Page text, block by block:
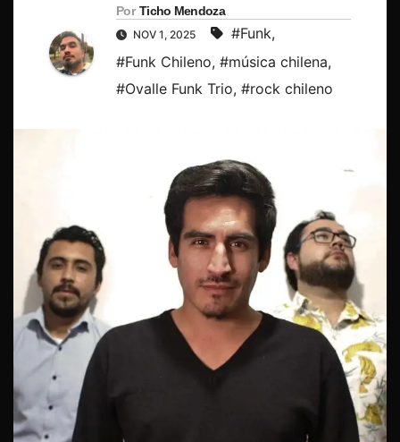
Por Ticho Mendoza
NOV 1, 2025 #Funk,
#Funk Chileno, #música chilena,
#Ovalle Funk Trio, #rock chileno